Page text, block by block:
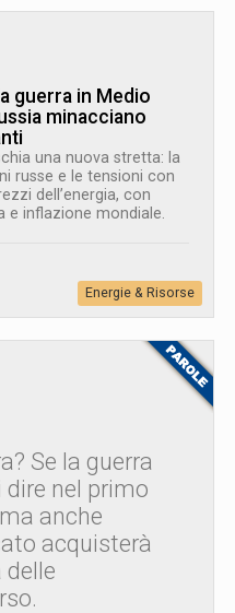
guerra in Medio
minacciano
una nuova stretta: la
russe e le tensioni con
dell’energia, con
inflazione mondiale.
Energie & Risorse
Se la guerra
nel primo
anche
acquisterà
delle